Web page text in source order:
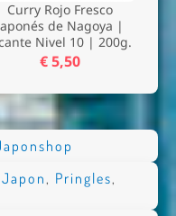
Curry Rojo Fresco
de Nagoya |
Nivel 10 | 200g.
€ 5,50
Japon , Pringles,